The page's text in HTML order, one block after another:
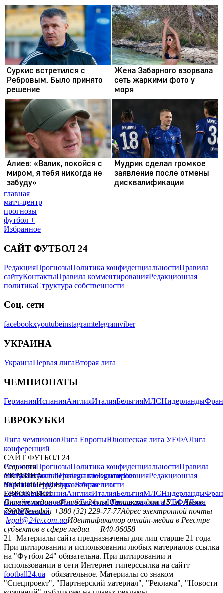
главная
матч-центр
прогнозы
футбол +
Избранное
САЙТ ФУТБОЛ 24
РедакцияПрогнозыПолитика конфиденциальностиПравила
сайтуКонтактыПравила комментированияРедакционная
политикаСтруктура собственности
Соц. сети
facebookxyoutubeinstagramtelegramviber
УКРАИНА
УкраинаПервая лигаВторая лига
ЧЕМПИОНАТЫ
ГерманияИспанияАнглияИталияБельгияМЛСНидерланды
ЕВРОКУБКИ
Лига чемпионовЛига ЕвропыЮношеская лига УЕФАЛига
конференций
САЙТ ФУТБОЛ 24
РедакцияПрогнозыПолитика конфиденциальностиПравила
сайтуКонтактыПравила комментированияРедакционная
политикаСтруктура собственности
Соц. сети
facebookxyoutubeinstagramtelegramviber
УКРАИНА
УкраинаПервая лигаВторая лига
ЧЕМПИОНАТЫ
ГерманияИспанияАнглияИталияБельгияМЛСНидерланды
ЕВРОКУБКИ
Лига чемпионовЛига ЕвропыЮношеская лига УЕФАЛига
конференций
Онлайн-медиа «Футбол 24»пл. Галицкая, дом. 15, м. Львов,
79008Телефон +380 (32) 229-77-77Адрес электронной почты
legal@24tv.com.uaИдентификатор онлайн-медиа в Реестре
субъектов в сфере медиа — R40-06058
21+Материалы сайта предназначены для лиц старше 21 года
При цитировании и использовании любых материалов ссылка
на "Футбол 24" обязательна. При цитировании и
использовании в сети Интернет гиперссылка на сайтт
football24.ua
обязательное. Материалы со знаком
"Спецпроект", "Партнерский материал", "Реклама", "Новости